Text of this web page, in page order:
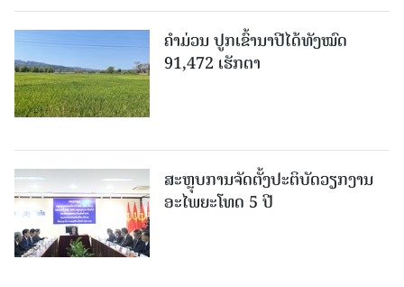
ຄໍາມ່ວນ ປູກເຂົ້ານາປີໄດ້ທັງໝົດ
91,472 ເຮັກຕາ
ສະຫຼຸບການຈັດຕັ້ງປະຕິບັດວຽກງານ
ອະໄພຍະໂທດ 5 ປີ